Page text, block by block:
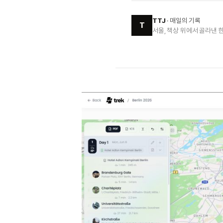
T
TTJ · 매일의 기록
서울, 책상 위에서 골라낸